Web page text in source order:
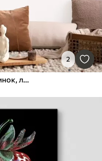
2
Естетика села, дерев'яний будинок, літня природа, овочі, акварельний стиль